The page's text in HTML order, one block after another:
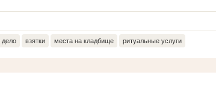
дело взятки места на кладбище ритуальные услуги